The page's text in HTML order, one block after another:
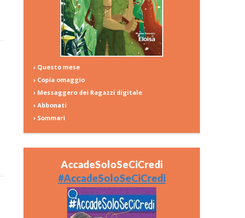
› Questo mese
› Copia omaggio
› Messaggero dei Ragazzi digitale
› Abbonati
› Sommari
AccadeSoloSeCiCredi
#AccadeSoloSeCiCredi